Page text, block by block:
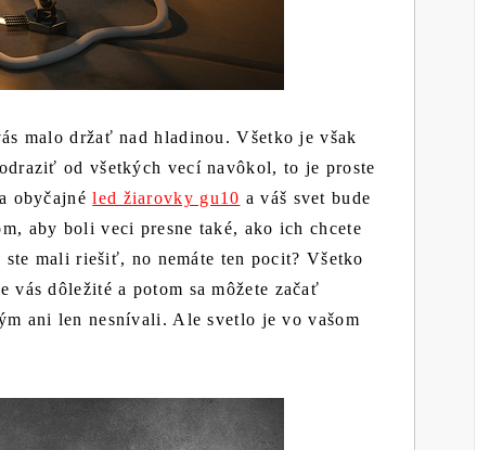
malo držať nad hladinou. Všetko je však
od všetkých vecí navôkol, to je proste
obyčajnéled žiarovky gu10 a váš svet bude
aby boli veci presne také, ako ich chcete
mali riešiť, no nemáte ten pocit? Všetko
vás dôležité a potom sa môžete začať
ani len nesnívali. Ale svetlo je vo vašom